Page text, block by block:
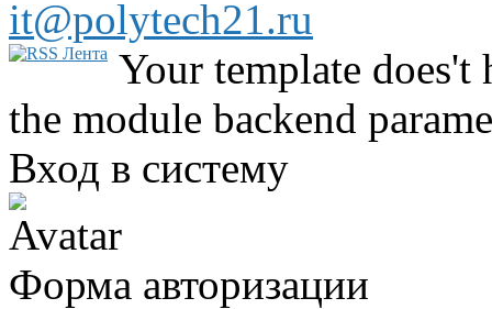
it@polytech21.ru
Your template
the module backend
Вход в систему
Форма авторизации